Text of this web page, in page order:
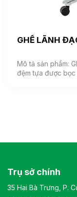
GHẾ LÃNH
Mô tả sản phẩm:
đệm tựa được bọc
bảo tính bền vững
Màu sắc: Tùy
Trụ sở chính
35 Hai Bà Trưng, P.